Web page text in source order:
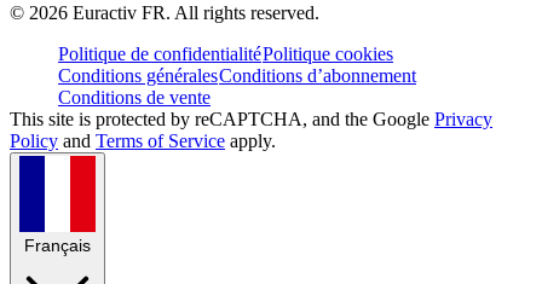
© 2026 Euractiv FR. All rights reserved.
Politique de confidentialitéPolitique cookies
Conditions généralesConditions d’abonnement
Conditions de vente
This site is protected by reCAPTCHA, and the Google Privacy
Policy and Terms of Service apply.
Français